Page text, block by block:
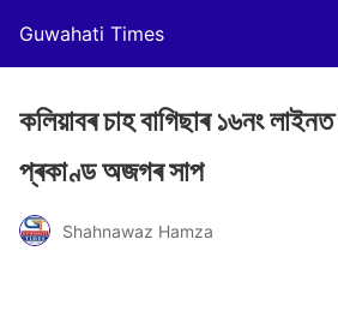
Guwahati Times
কলিয়াবৰ চাহ বাগিছাৰ ১৬নং
প্ৰকাণ্ড অজগৰ সাপ
Shahnawaz Hamza